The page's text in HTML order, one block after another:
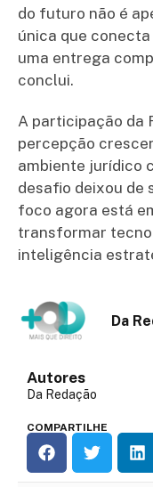
do futuro não é
única que
uma entrega
conclui.
A participação da
percepção
ambiente jurídico
desafio deixou de
foco agora está
transformar
inteligência
Da
Autores
Da Redação
COMPARTILHE